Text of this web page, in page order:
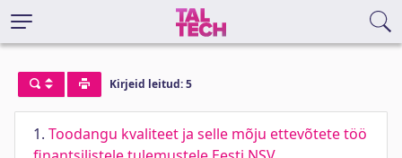
Kirjeid leitud: 5
1. Toodangu kvaliteet ja selle mõju ettevõtete töö